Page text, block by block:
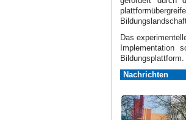
Das
Implementation
Bildungsplattform.
Nachrichten